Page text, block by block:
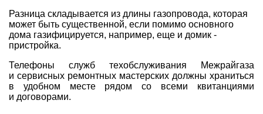
Разница складывается из длины газопровода, которая
может быть существенной, если помимо основного
дома газифицируется, например, еще и домик -
пристройка.
Телефоны служб техобслуживания Межрайгаза
и сервисных ремонтных мастерских должны храниться
в удобном месте рядом со всеми квитанциями
и договорами.